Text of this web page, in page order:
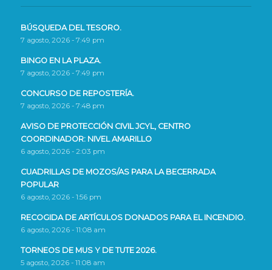
BÚSQUEDA DEL TESORO.
7 agosto, 2026 - 7:49 pm
BINGO EN LA PLAZA.
7 agosto, 2026 - 7:49 pm
CONCURSO DE REPOSTERÍA.
7 agosto, 2026 - 7:48 pm
AVISO DE PROTECCIÓN CIVIL JCYL, CENTRO
COORDINADOR: NIVEL AMARILLO
6 agosto, 2026 - 2:03 pm
CUADRILLAS DE MOZOS/AS PARA LA BECERRADA
POPULAR
6 agosto, 2026 - 1:56 pm
RECOGIDA DE ARTÍCULOS DONADOS PARA EL INCENDIO.
6 agosto, 2026 - 11:08 am
TORNEOS DE MUS Y DE TUTE 2026.
5 agosto, 2026 - 11:08 am